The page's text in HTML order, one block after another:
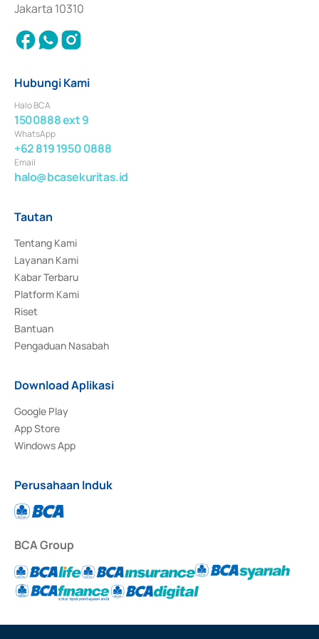
Jakarta 10310
Hubungi Kami
Halo BCA
1500888 ext 9
WhatsApp
+62 819 1950 0888
Email
halo@bcasekuritas.id
Tautan
Tentang Kami
Layanan Kami
Kabar Terbaru
Platform Kami
Riset
Bantuan
Pengaduan Nasabah
Download Aplikasi
Google Play
App Store
Windows App
Perusahaan Induk
BCA Group